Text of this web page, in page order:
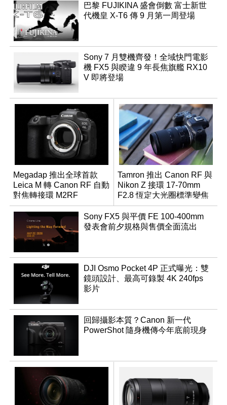
巴黎 FUJIKINA 盛會倒數 富士新世
代機皇 X-T6 傳 9 月第一周登場
Sony 7 月雙機齊發！全域快門電影
機 FX5 與睽違 9 年長焦旗艦 RX10
V 即將登場
Megadap 推出全球首款
Leica M 轉 Canon RF 自動
對焦轉接環 M2RF
Tamron 推出 Canon RF 與
Nikon Z 接環 17-70mm
F2.8 恆定大光圈標準變焦
鏡
Sony FX5 與平價 FE 100-400mm
發表會前夕規格與售價全面流出
DJI Osmo Pocket 4P 正式曝光：雙
鏡頭設計、最高可錄製 4K 240fps
影片
回歸攝影本質？Canon 新一代
PowerShot 隨身機傳今年底前現身